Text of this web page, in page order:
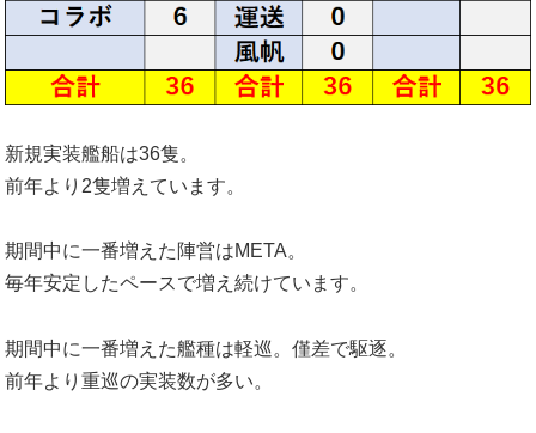
新規実装艦船は36隻。
前年より2隻増えています。
期間中に一番増えた陣営はMETA。
毎年安定したペースで増え続けています。
期間中に一番増えた艦種は軽巡。僅差で駆逐。
前年より重巡の実装数が多い。